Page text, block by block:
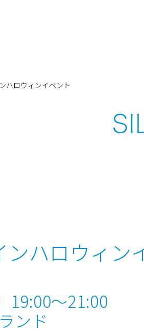
ハロウィンイベント
ハロウィン
19:00〜21:00
ンド